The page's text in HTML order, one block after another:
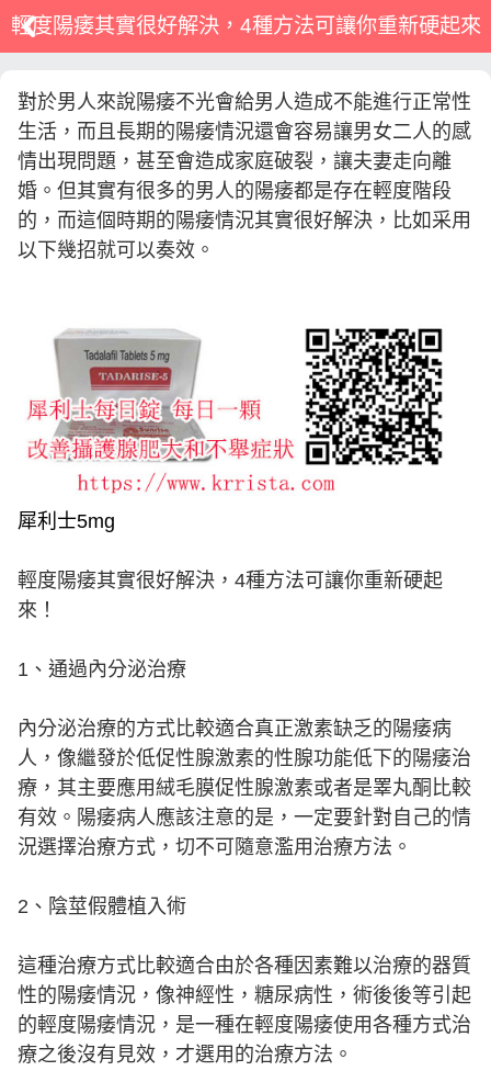
輕度陽痿其實很好解決，4種方法可讓你重新硬起來
對於男人來說陽痿不光會給男人造成不能進行正常性
生活，而且長期的陽痿情況還會容易讓男女二人的感
情出現問題，甚至會造成家庭破裂，讓夫妻走向離
婚。但其實有很多的男人的陽痿都是存在輕度階段
的，而這個時期的陽痿情況其實很好解決，比如采用
以下幾招就可以奏效。
犀利士5mg
輕度陽痿其實很好解決，4種方法可讓你重新硬起
來！
1、通過內分泌治療
內分泌治療的方式比較適合真正激素缺乏的陽痿病
人，像繼發於低促性腺激素的性腺功能低下的陽痿治
療，其主要應用絨毛膜促性腺激素或者是睪丸酮比較
有效。陽痿病人應該注意的是，一定要針對自己的情
況選擇治療方式，切不可隨意濫用治療方法。
2、陰莖假體植入術
這種治療方式比較適合由於各種因素難以治療的器質
性的陽痿情況，像神經性，糖尿病性，術後後等引起
的輕度陽痿情況，是一種在輕度陽痿使用各種方式治
療之後沒有見效，才選用的治療方法。